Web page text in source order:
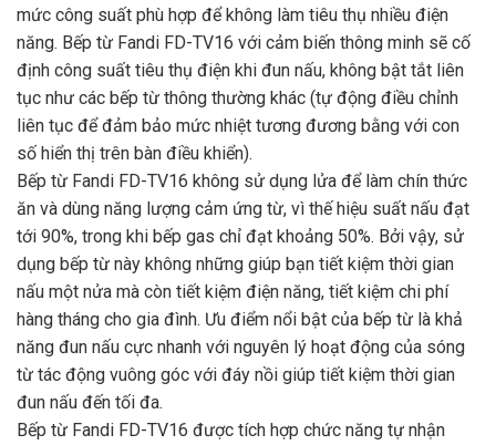
mức công suất phù hợp để không làm tiêu thụ nhiều điện
năng. Bếp từ Fandi FD-TV16 với cảm biến thông minh sẽ cố
định công suất tiêu thụ điện khi đun nấu, không bật tắt liên
tục như các bếp từ thông thường khác (tự động điều chỉnh
liên tục để đảm bảo mức nhiệt tương đương bằng với con
số hiển thị trên bàn điều khiển).
Bếp từ Fandi FD-TV16 không sử dụng lửa để làm chín thức
ăn và dùng năng lượng cảm ứng từ, vì thế hiệu suất nấu đạt
tới 90%, trong khi bếp gas chỉ đạt khoảng 50%. Bởi vậy, sử
dụng bếp từ này không những giúp bạn tiết kiệm thời gian
nấu một nửa mà còn tiết kiệm điện năng, tiết kiệm chi phí
hàng tháng cho gia đình. Ưu điểm nổi bật của bếp từ là khả
năng đun nấu cực nhanh với nguyên lý hoạt động của sóng
từ tác động vuông góc với đáy nồi giúp tiết kiệm thời gian
đun nấu đến tối đa.
Bếp từ Fandi FD-TV16 được tích hợp chức năng tự nhận